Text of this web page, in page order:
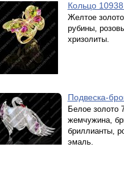
Кольцо 10938
Желтое
рубины,
хризолиты.
Подвеска-
Белое золото
жемчужина,
бриллианты,
эмаль.